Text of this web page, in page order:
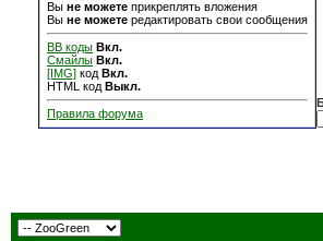
Вы не можете прикреплять вложения
Вы не можете редактировать свои сообщения
BB коды Вкл.
Смайлы Вкл.
[IMG] код Вкл.
HTML код Выкл.
Правила форума